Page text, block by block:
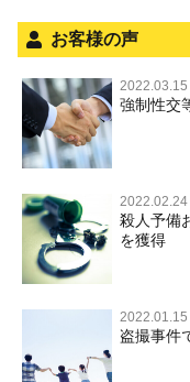
文書偽造
名誉棄損
銃刀法違反
児童虐待・保護責任
文書偽造・偽造文書
不正競争防止法
住居侵入等
名誉毀損・侮辱
法人と刑事事件（脱
面会・差し入れ
お客様の声
2022.03.15
強制性交
2022.02.24
殺人予備
を獲得
2022.01.15
盗撮事件